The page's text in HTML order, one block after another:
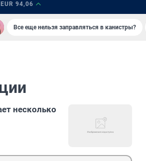
EUR 94,06
Все еще нельзя заправляться в канистры?
несколько